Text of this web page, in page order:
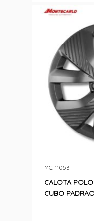
CALOTA
CUBO
MC: 11053